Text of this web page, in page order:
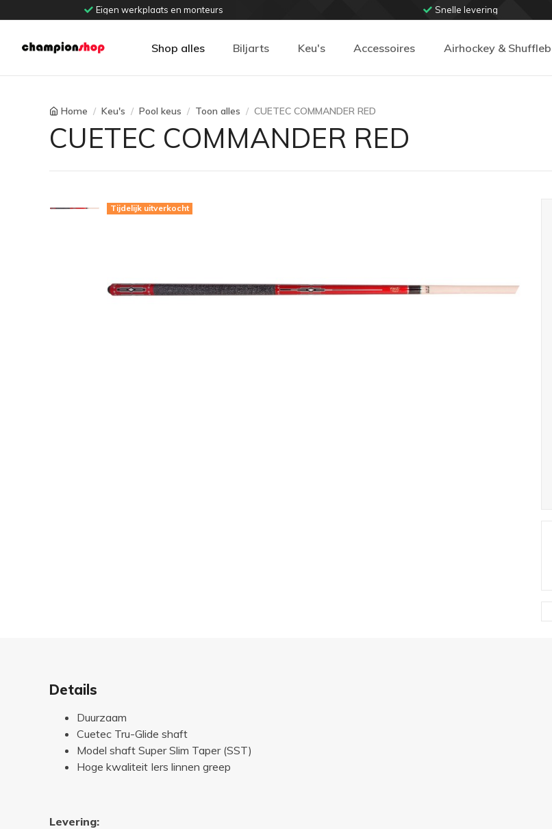
Eigen werkplaats en monteurs Snelle levering
Shop alles Biljarts Keu's Accessoires Airhockey &
Home Keu's Pool keus Toon alles CUETEC COMMANDER RED
CUETEC COMMANDER RED
Tijdelijk uitverkocht
Details
Duurzaam
Cuetec Tru-Glide shaft
Model shaft Super Slim Taper (SST)
Hoge kwaliteit Iers linnen greep
Levering: